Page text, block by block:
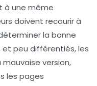
à une même
doivent recourir à
la bonne
et peu différentiés, les
version,
les pages